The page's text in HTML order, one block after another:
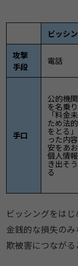
ビッシ
攻撃
手段
電話
手口
公的機
を名乗り
「料金
ため法
をとる
った内
安をあお
個人情
き出そ
る
ビッシングをは
金銭的な損失の
欺被害につながる